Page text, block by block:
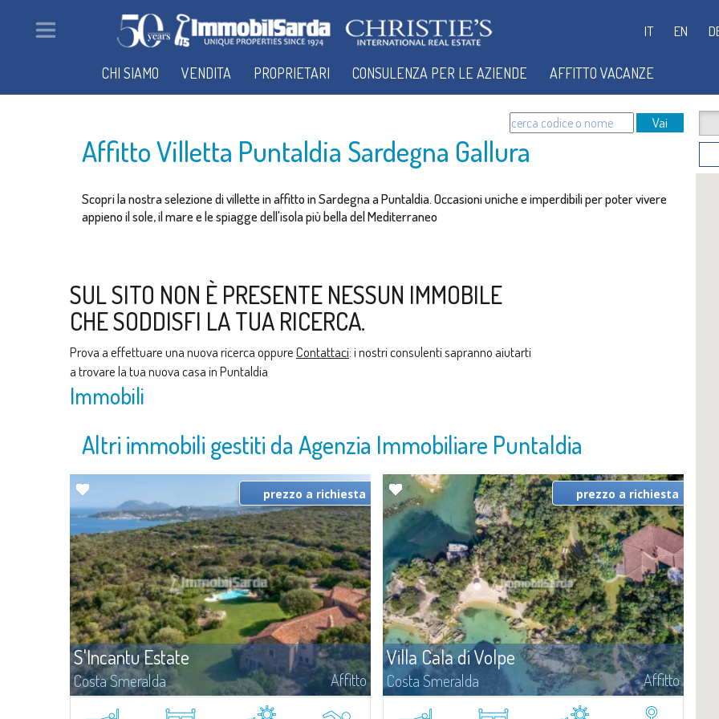
Vai
Affitto Villetta Puntaldia Sardegna Gallura
Scopri la nostra selezione di villette in affitto in Sardegna a Puntaldia. Occasioni uniche e imperdibili per poter vivere
appieno il sole, il mare e le spiagge dell'isola più bella del Mediterraneo
SUL SITO NON È PRESENTE NESSUN IMMOBILE
CHE SODDISFI LA TUA RICERCA.
Prova a effettuare una nuova ricerca oppureContattaci: i nostri consulenti sapranno aiutarti
a trovare la tua nuova casa in Puntaldia
Immobili
Altri immobili gestiti da Agenzia Immobiliare Puntaldia
S'Incantu Estate
Costa Smeralda Affitto
S'Incantu Estate gode di una posizione privilegiata alle porte della
prezzo a richiesta
Villa Cala di Volpe
Costa Smeralda Affitto
Vi diamo il benvenuto a Villa Cala di Volpe, straordinaria proprietà
prezzo a richiesta
EN
IT
CHI SIAMO VENDITA PROPRIETARI CONSULENZA PER LE AZIENDE AFFITTO VACANZE